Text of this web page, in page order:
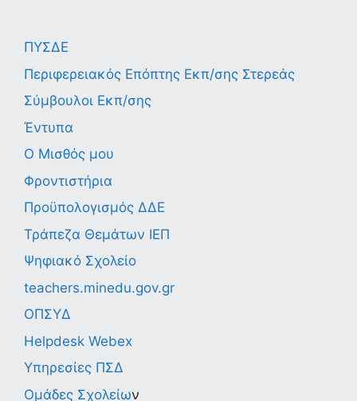
ΠΥΣΔΕ
Περιφερειακός Επόπτης Εκπ/σης Στερεάς
Σύμβουλοι Εκπ/σης
Έντυπα
Ο Μισθός μου
Φροντιστήρια
Προϋπολογισμός ΔΔΕ
Τράπεζα Θεμάτων ΙΕΠ
Ψηφιακό Σχολείο
teachers.minedu.gov.gr
ΟΠΣΥΔ
Helpdesk Webex
Υπηρεσίες ΠΣΔ
Ομάδες Σχολείων